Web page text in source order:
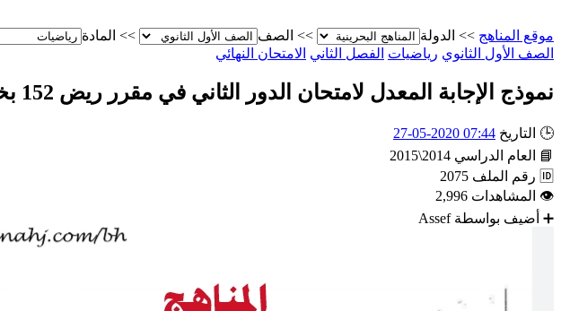
موقع المناهج >> الدولة >> الصف >> المادة
الصف الأول الثانوي رياضيات الفصل الثاني الامتحان النهائي
نموذج الإجابة المعدل لامتحان الدور الثاني في مقرر ريض 152 بخط اليد
🕒 التاريخ 07:44 2020-05-27
📘
العام الدراسي 2014\2015
🆔 رقم الملف 2075
👁 المشاهدات 2,996
➕ أضيف بواسطة Assef